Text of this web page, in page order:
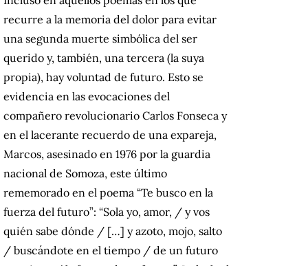
recurre a la memoria del dolor para evitar
una segunda muerte simbólica del ser
querido y, también, una tercera (la suya
propia), hay voluntad de futuro. Esto se
evidencia en las evocaciones del
compañero revolucionario Carlos Fonseca y
en el lacerante recuerdo de una expareja,
Marcos, asesinado en 1976 por la guardia
nacional de Somoza, este último
rememorado en el poema “Te busco en la
fuerza del futuro”: “Sola yo, amor, / y vos
quién sabe dónde / […] y azoto, mojo, salto
/ buscándote en el tiempo / de un futuro